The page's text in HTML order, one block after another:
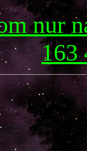
nur
163